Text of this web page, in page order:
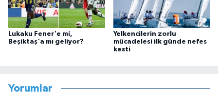
Lukaku Fener'e mi,
Beşiktaş'a mı geliyor?
Yelkencilerin zorlu
mücadelesi ilk günde nefes
kesti
Yorumlar